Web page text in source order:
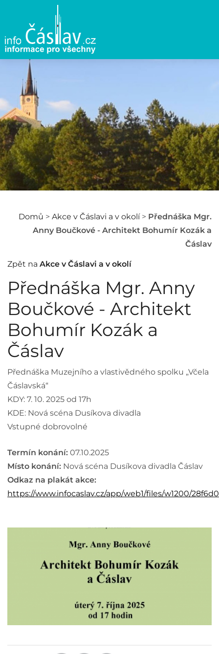
Domů > Akce v Čáslavi a v okolí> Přednáška Mgr.
Anny Boučkové - Architekt Bohumír Kozák a
Čáslav
Zpět na Akce v Čáslavi a v okolí
Přednáška Mgr. Anny
Boučkové - Architekt
Bohumír Kozák a
Čáslav
Přednáška Muzejního a vlastivědného spolku „Včela
Čáslavská“
KDY: 7. 10. 2025 od 17h
KDE: Nová scéna Dusíkova divadla
Vstupné dobrovolné
Termín konání: 07.10.2025
Místo konání: Nová scéna Dusíkova divadla Čáslav
Odkaz na plakát akce:
https://www.infocaslav.cz/app/web1/files/w1200/